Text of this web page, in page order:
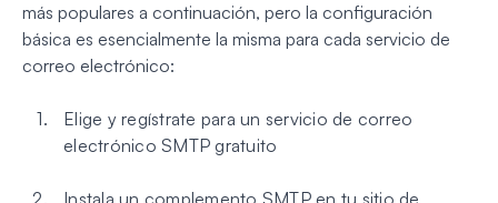
más populares a continuación, pero la configuración
básica es esencialmente la misma para cada servicio de
correo electrónico:
Elige y regístrate para un servicio de correo
electrónico SMTP gratuito